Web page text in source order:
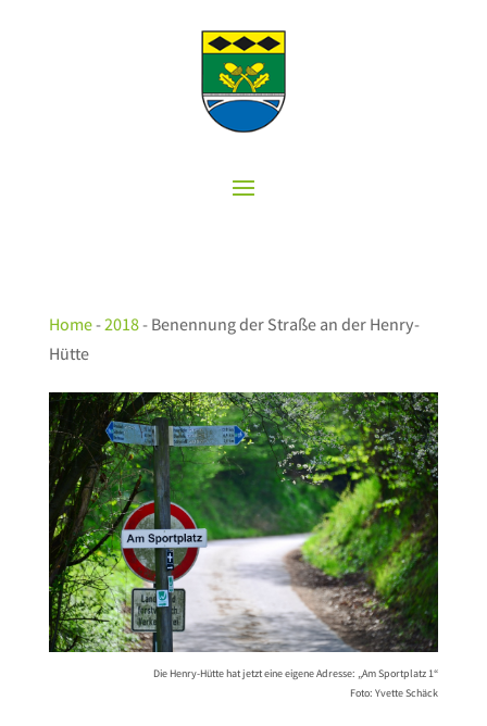
Home-2018-Benennung der Straße an der Henry-
Hütte
Die Henry-Hütte hat jetzt eine eigene Adresse: „Am Sportplatz 1“
Foto: Yvette Schäck